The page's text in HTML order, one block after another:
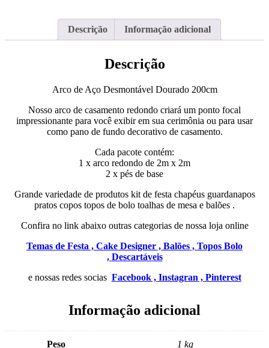
Descrição Informação adicional
Descrição
Arco de Aço Desmontável Dourado 200cm
Nosso arco de casamento redondo criará um ponto focal
impressionante para você exibir em sua cerimônia ou para usar
como pano de fundo decorativo de casamento.
Cada pacote contém:
1 x arco redondo de 2m x 2m
2 x pés de base
Grande variedade de produtos kit de festa chapéus guardanapos
pratos copos topos de bolo toalhas de mesa e balões .
Confira no link abaixo outras categorias de nossa loja online
Temas de Festa , Cake Designer , Balões , Topos Bolo
, Descartáveis
e nossas redes socias Facebook , Instagran , Pinterest
Informação adicional
Peso 1 kg